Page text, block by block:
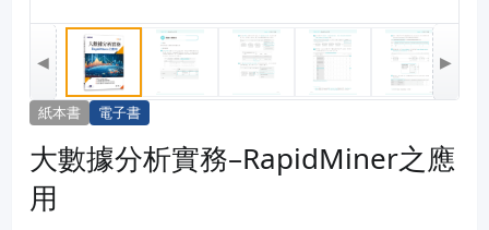
◀ ▶
紙本書 電子書
大數據分析實務–RapidMiner之應
用